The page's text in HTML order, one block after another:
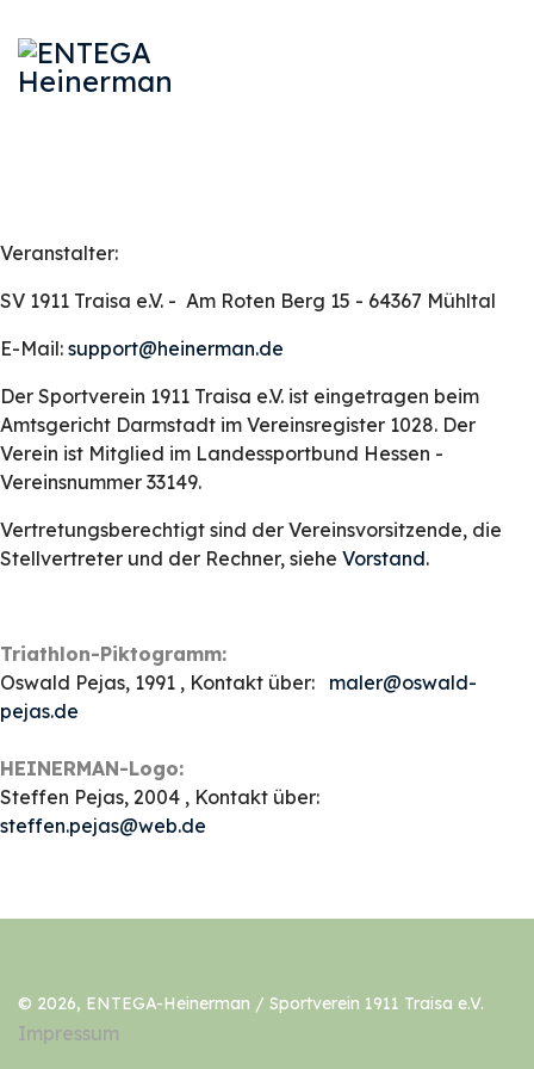
Veranstalter:
SV 1911 Traisa e.V. - Am Roten Berg 15 - 64367 Mühltal
E-Mail: support@heinerman.de
Der Sportverein 1911 Traisa e.V. ist eingetragen beim
Amtsgericht Darmstadt im Vereinsregister 1028. Der
Verein ist Mitglied im Landessportbund Hessen -
Vereinsnummer 33149.
Vertretungsberechtigt sind der Vereinsvorsitzende, die
Stellvertreter und der Rechner, siehe Vorstand.
Triathlon-Piktogramm:
Oswald Pejas, 1991 , Kontakt über: maler@oswald-
pejas.de
HEINERMAN-Logo:
Steffen Pejas, 2004 , Kontakt über:
steffen.pejas@web.de
© 2026, ENTEGA-Heinerman / Sportverein 1911 Traisa e.V.
Impressum